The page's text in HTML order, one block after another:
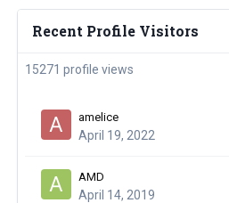
Recent Profile Visitors
15271 profile views
amelice
April 19, 2022
AMD
April 14, 2019